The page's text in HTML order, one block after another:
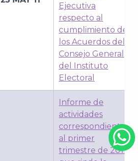
Ejecutiva
respecto al
cumplimiento de
los Acuerdos del
Consejo General
del Instituto
Electoral
Informe de
actividades
correspondiente
al primer
trimestre de 2011